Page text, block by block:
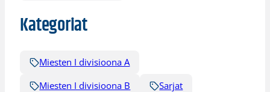
Kategoriat
Miesten I divisioona A
Miesten I divisioona B
Sarjat